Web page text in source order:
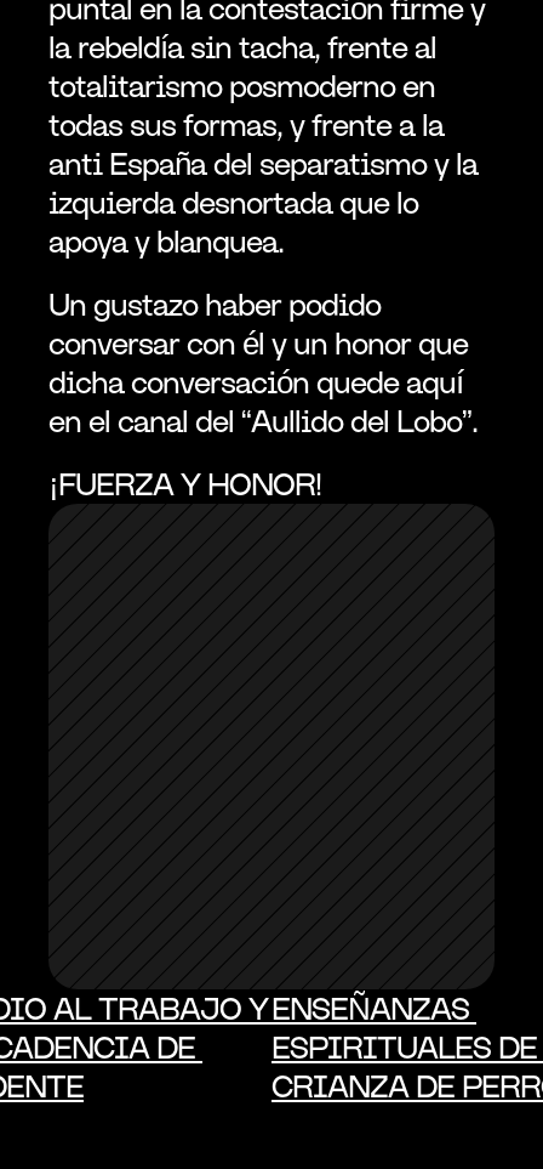
puntal en la contestación firme y
la rebeldía sin tacha, frente al
totalitarismo posmoderno en
todas sus formas, y frente a la
anti España del separatismo y la
izquierda desnortada que lo
apoya y blanquea.
Un gustazo haber podido
conversar con él y un honor que
dicha conversación quede aquí
en el canal del “Aullido del Lobo”.
¡FUERZA Y HONOR!
AL TRABAJO Y
DE
ENSEÑANZAS
ESPIRITUALES
CRIANZA DE